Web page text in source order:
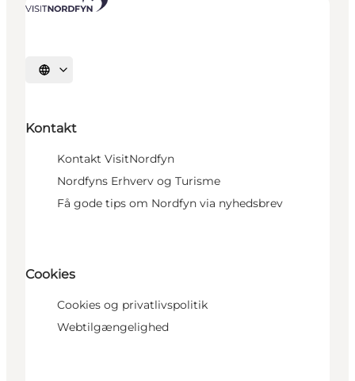
Vælg sprog
Kontakt
Kontakt VisitNordfyn
Nordfyns Erhverv og Turisme
Få gode tips om Nordfyn via nyhedsbrev
Cookies
Cookies og privatlivspolitik
Webtilgængelighed